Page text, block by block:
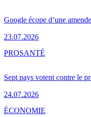
Google écope d’une
23.07.2026
Sept pays votent contre le
24.07.2026
PROSANTÉ
ÉCONOMIE